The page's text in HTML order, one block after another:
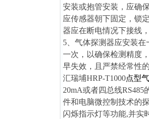
安装或抱管安装，应确
应传感器朝下固定，锁
器应在断电情况下接线
5、气体探测器应安装
一次，以确保检测精度
早失效，且严禁经常性
汇瑞埔HRP-T1000点型
20mA或者四总线
件和电脑微控制技术的
闪烁指示灯等功能,并实